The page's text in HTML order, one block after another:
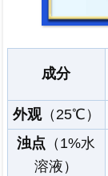
成分
外观（25℃）
浊点 （1%水
溶液）